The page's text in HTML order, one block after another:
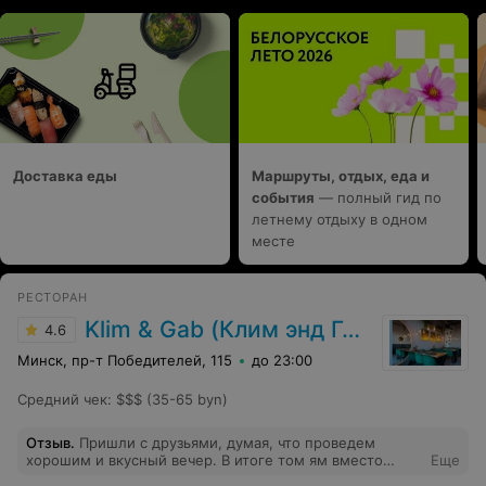
Доставка еды
Маршруты, отдых, еда и
события — полный гид по
летнему отдыху в одном
месте
РЕСТОРАН
4.6 Klim & Gab (Клим энд Габ)
Минск, пр-т Победителей, 115 до 23:00
Средний чек: $$$ (35-65 byn)
Отзыв. Пришли с друзьями, думая, что проведем
хорошим и вкусный вечер. В итоге том ям вместо
Еще